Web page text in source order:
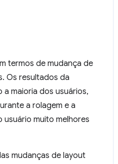
termos de mudança de
Os resultados da
maioria dos usuários,
a rolagem e a
usuário muito melhores
mudanças de layout